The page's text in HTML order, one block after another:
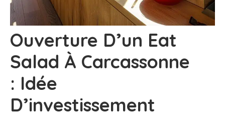
Ouverture D’un Eat
Salad À Carcassonne
: Idée
D’investissement